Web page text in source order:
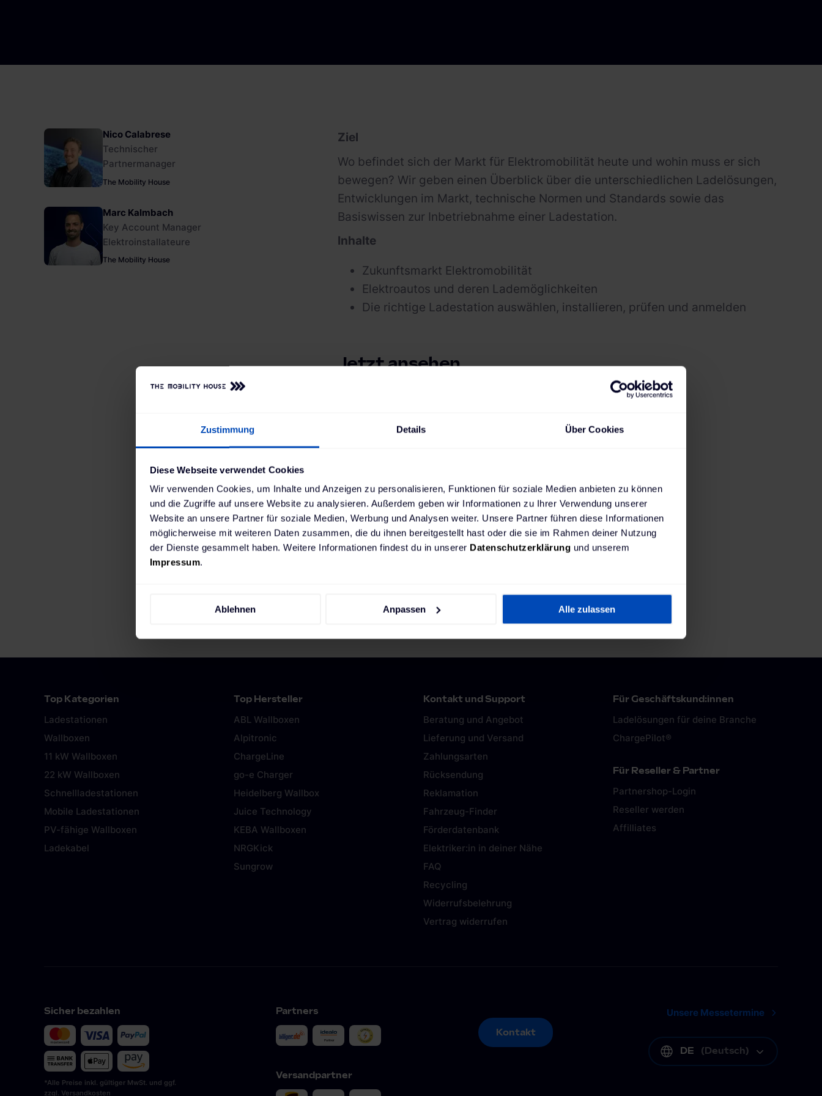
Zustimmung Details Über Cookies
Diese Webseite verwendet Cookies
Wir verwenden Cookies, um Inhalte und Anzeigen zu personalisieren, Funktionen für soziale Medien anbieten zu können
und die Zugriffe auf unsere Website zu analysieren. Außerdem geben wir Informationen zu Ihrer Verwendung unserer
Website an unsere Partner für soziale Medien, Werbung und Analysen weiter. Unsere Partner führen diese Informationen
möglicherweise mit weiteren Daten zusammen, die du ihnen bereitgestellt hast oder die sie im Rahmen deiner Nutzung
der Dienste gesammelt haben. Weitere Informationen findest du in unserer Datenschutzerklärung und unserem
Impressum.
Ablehnen Anpassen Alle zulassen
Balkonkraftwerke
Zubehör
B-Ware
Ziel
Wo befindet sich der Markt für Elektromobilität heute und wohin muss er sich
bewegen? Wir geben einen Überblick über die unterschiedlichen Ladelösungen,
Entwicklungen im Markt, technische Normen und Standards sowie das
Basiswissen zur Inbetriebnahme einer Ladestation.
Inhalte
Zukunftsmarkt Elektromobilität
Elektroautos und deren Lademöglichkeiten
Die richtige Ladestation auswählen, installieren, prüfen und anmelden
Jetzt ansehen
Nico Calabrese
Technischer
Partnermanager
The Mobility House
Marc Kalmbach
Key Account Manager
Elektroinstallateure
The Mobility House
Top Kategorien
Ladestationen
Wallboxen
11 kW Wallboxen
22 kW Wallboxen
Schnellladestationen
Mobile Ladestationen
PV-fähige Wallboxen
Ladekabel
Top Hersteller
ABL Wallboxen
Alpitronic
ChargeLine
go-e Charger
Heidelberg Wallbox
Juice Technology
KEBA Wallboxen
NRGKick
Sungrow
Kontakt und Support
Beratung und Angebot
Lieferung und Versand
Zahlungsarten
Rücksendung
Reklamation
Fahrzeug-Finder
Förderdatenbank
Elektriker:in in deiner Nähe
FAQ
Recycling
Widerrufsbelehrung
Vertrag widerrufen
Für Geschäftskund:innen
Ladelösungen für deine Branche
ChargePilot®
Für Reseller & Partner
Partnershop-Login
Reseller werden
Affilliates
Sicher bezahlen
*Alle Preise inkl. gültiger MwSt. und ggf.
zzgl. Versandkosten
Partners
Versandpartner
Kontakt
Kontakt
Unsere Messetermine
DE (Deutsch)